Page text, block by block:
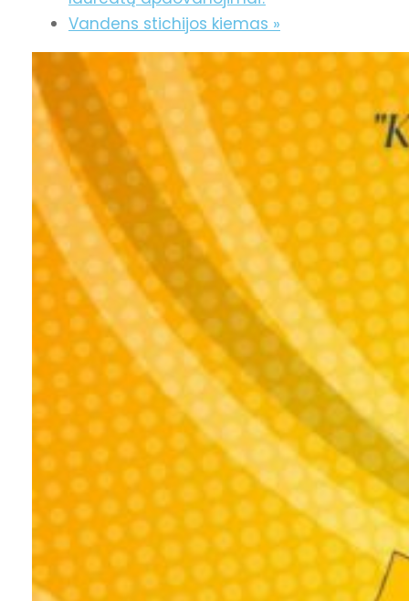
Vandens stichijos kiemas »